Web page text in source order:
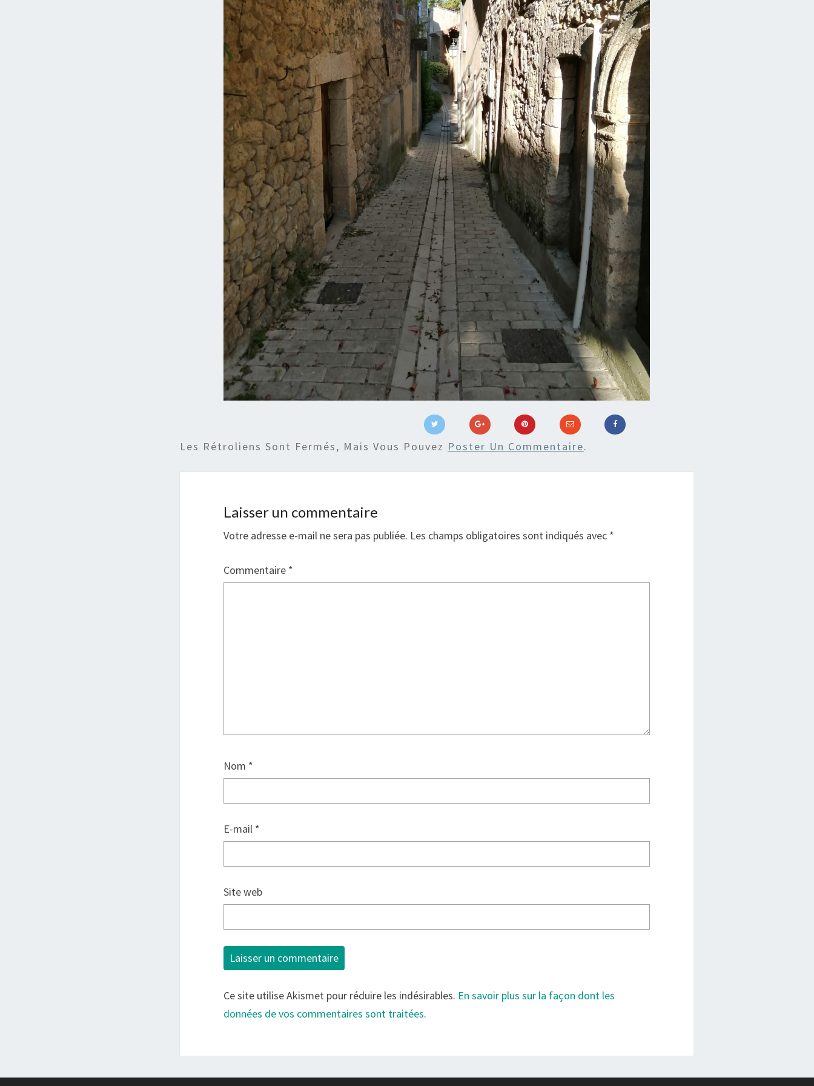
Les Rétroliens Sont Fermés, Mais Vous Pouvez Poster Un Commentaire.
Laisser un commentaire
Votre adresse e-mail ne sera pas publiée. Les champs obligatoires sont indiqués avec *
Commentaire *
Nom *
E-mail *
Site web
Ce site utilise Akismet pour réduire les indésirables. En savoir plus sur la façon dont les
données de vos commentaires sont traitées.